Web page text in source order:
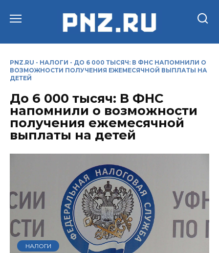
PNZ.RU - НАЛОГИ - ДО 6 000 ТЫСЯЧ: В ФНС НАПОМНИЛИ О
ВОЗМОЖНОСТИ ПОЛУЧЕНИЯ ЕЖЕМЕСЯЧНОЙ ВЫПЛАТЫ НА
ДЕТЕЙ
До 6 000 тысяч: В ФНС
напомнили о возможности
получения ежемесячной
выплаты на детей
НАЛОГИ